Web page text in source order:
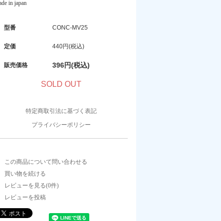
in japan
型番 CONC-MV25
定価 440円(税込)
販売価格 396円(税込)
SOLD OUT
特定商取引法に基づく表記
プライバシーポリシー
この商品について問い合わせる
買い物を続ける
レビューを見る(0件)
レビューを投稿